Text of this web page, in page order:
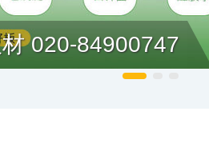
020-84900747